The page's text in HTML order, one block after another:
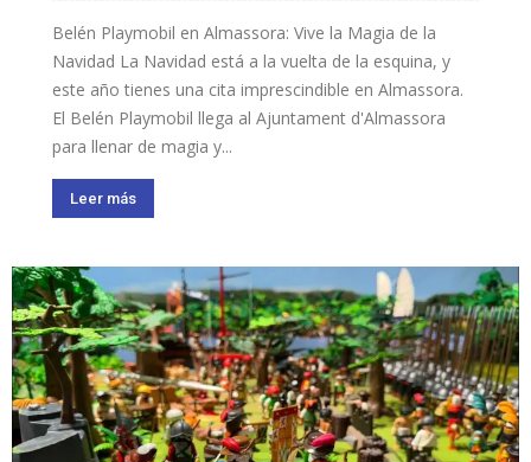
Belén Playmobil en Almassora: Vive la Magia de la
Navidad La Navidad está a la vuelta de la esquina, y
este año tienes una cita imprescindible en Almassora.
El Belén Playmobil llega al Ajuntament d'Almassora
para llenar de magia y...
Leer más